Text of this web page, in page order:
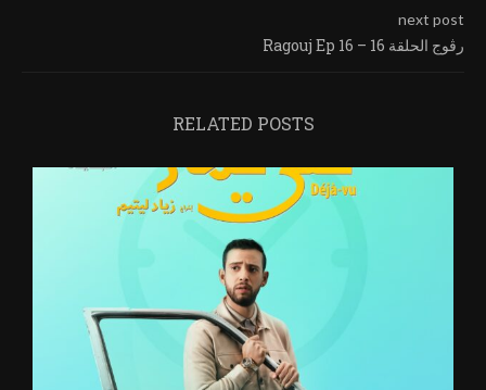
next post
Ragouj Ep 16 – رڨوج الحلقة 16
RELATED POSTS